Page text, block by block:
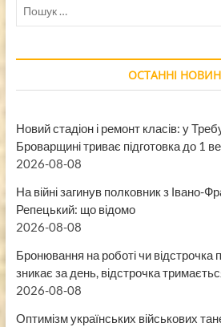
ОСТАННІ
Новий стадіон і ремонт класів: у
Броварщині триває підготовка до 1
2026-08-08
На війні загинув полковник з Івано-
Репецький: що відомо
2026-08-08
Бронювання на роботі чи відстрочка
зникає за день, відстрочка
2026-08-08
Оптимізм українських військових